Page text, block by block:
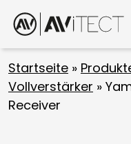
Startseite »
Vollverstärker »
Receiver